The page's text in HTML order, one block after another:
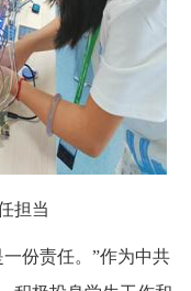
担当
份责任。”作为中共